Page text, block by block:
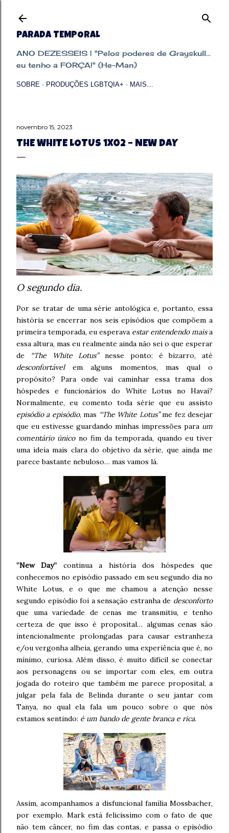
PARADA TEMPORAL
ANO DEZESSEIS | "Pelos poderes de Grayskull...
eu tenho a FORÇA!" (He-Man)
SOBRE PRODUÇÕES LGBTQIA+ MAIS…
novembro 15, 2023
THE WHITE LOTUS 1X02 – NEW DAY
O segundo dia.
Por se tratar de uma série antológica e, portanto, essa
história se encerrar nos seis episódios que compõem a
primeira temporada, eu esperava estar entendendo maisa
essa altura, mas eu realmente ainda não sei o que esperar
de “The White Lotus”nesse ponto: é bizarro, até
desconfortávelem alguns momentos, mas qual o
propósito? Para onde vai caminhar essa trama dos
hóspedes e funcionários do White Lotus no Havaí?
Normalmente, eu comento toda série que eu assisto
episódio a episódio, mas “The White Lotus”me fez desejar
que eu estivesse guardando minhas impressões para um
comentário únicono fim da temporada, quando eu tiver
uma ideia mais clara do objetivo da série, que ainda me
parece bastante nebuloso… mas vamos lá.
“New Day” continua a história dos hóspedes que
conhecemos no episódio passado em seu segundo dia no
White Lotus, e o que me chamou a atenção nesse
segundo episódio foi a sensação estranha de desconforto
que uma variedade de cenas me transmitiu, e tenho
certeza de que isso é proposital… algumas cenas são
intencionalmente prolongadas para causar estranheza
e/ou vergonha alheia, gerando uma experiência que é, no
mínimo, curiosa. Além disso, é muito difícil se conectar
aos personagens ou se importar com eles, em outra
jogada do roteiro que também me parece proposital, a
julgar pela fala de Belinda durante o seu jantar com
Tanya, no qual ela fala um pouco sobre o que nós
estamos sentindo: é um bando de gente branca e rica.
Assim, acompanhamos a disfuncional família Mossbacher,
por exemplo. Mark está felicíssimo com o fato de que
não tem câncer, no fim das contas, e passa o episódio